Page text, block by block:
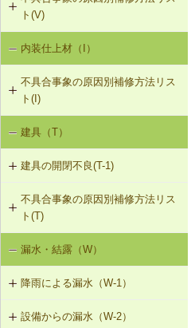
2）
界壁に係る遮音不良（界壁からの透
過音）（SO-3）
外壁開口部に係る遮音不良（外部開
口部からの透過音）（SO-4）
事
V-3-002 水栓の取付け直し
V-3-003 器具用通気弁の取付け
への交換
V-3-005 駐輪機からの音・振動の伝
ト(V)
床振動（V-1）
水平振動（V-2）
設備からの騒音、振動（V-3）
内装仕上材（I）
不具合事象の原因別補修方法リス
ト(I)
内装仕上材の汚損（I-1）
内装仕上材のひび割れ、はがれ等
（I-2）
建具（T）
建具の開閉不良(T-1)
T-1-001 丁番の取付け調整
T-1-002 丁番の取替え
T-1-003 ラッチボルト受金物の調整
不具合事象の原因別補修方法リス
ト(T)
建具の開閉不良（T-1）
漏水・結露（W）
降雨による漏水（W-1）
W-1-501 けらば水切の再施工
設備からの漏水（W-2）